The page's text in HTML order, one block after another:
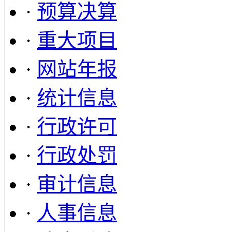
· 预算决算
· 重大项目
· 网站年报
· 统计信息
· 行政许可
· 行政处罚
· 审计信息
· 人事信息